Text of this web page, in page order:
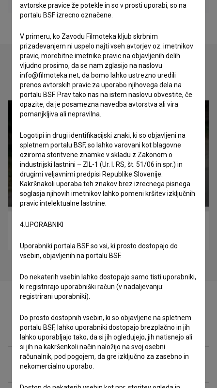
Oglejte si
Zasedba
Ekipa
avtorske pravice že potekle in so v prosti uporabi, so na
portalu BSF izrecno označene.
V primeru, ko Zavodu Filmoteka kljub skrbnim
prizadevanjem ni uspelo najti vseh avtorjev oz. imetnikov
pravic, morebitne imetnike pravic na objavljenih delih
vljudno prosimo, da se nam zglasijo na naslovu
info@filmoteka.net, da bomo lahko ustrezno uredili
prenos avtorskih pravic za uporabo njihovega dela na
portalu BSF. Prav tako nas na istem naslovu obvestite, če
opazite, da je posamezna navedba avtorstva ali vira
pomanjkljiva ali nepravilna.
Logotipi in drugi identifikacijski znaki, ki so objavljeni na
spletnem portalu BSF, so lahko varovani kot blagovne
oziroma storitvene znamke v skladu z Zakonom o
industrijski lastnini – ZIL-1 (Ur. l. RS, št. 51/06 in spr.) in
drugimi veljavnimi predpisi Republike Slovenije.
Kakršnakoli uporaba teh znakov brez izrecnega pisnega
soglasja njihovih imetnikov lahko pomeni kršitev izključnih
pravic intelektualne lastnine.
4.UPORABNIKI
Uporabniki portala BSF so vsi, ki prosto dostopajo do
vsebin, objavljenih na portalu BSF.
Do nekaterih vsebin lahko dostopajo samo tisti uporabniki,
ki registrirajo uporabniški račun (v nadaljevanju:
registrirani uporabniki).
Do prosto dostopnih vsebin, ki so objavljene na spletnem
portalu BSF, lahko uporabniki dostopajo brezplačno in jih
lahko uporabljajo tako, da si jih ogledujejo, jih natisnejo ali
si jih na kakršenkoli način naložijo na svoj osebni
računalnik, pod pogojem, da gre izključno za zasebno in
nekomercialno uporabo.